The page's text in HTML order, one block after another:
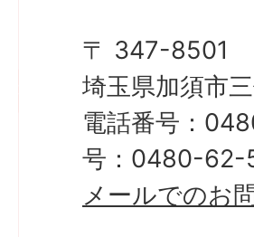
〒 347-8501
埼玉県加須市
電話番号：
号：0480-62-
メールでのお